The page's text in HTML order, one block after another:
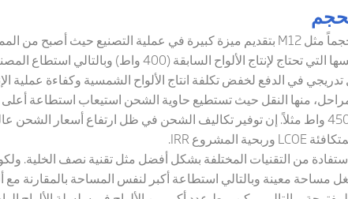
مثلM12 بتقديم ميزة كبيرة في عملية التصنيع حيث أصبح من
عالية (+600 واط) خلال المدة الزمنية نفسها التي تحتاج
في الدفع لخفض تكلفة انتاج الألواح الشمسية وكفاءة عملية
منها النقل حيث تستطيع حاوية الشحن استيعاب استطاعة أعلى
وضع ألواح تقليدية باستطاعة لا تتجاوز الـ 450 واط مثلاً. إن توفير تكاليف الشحن في ظل
LCOE وربحية المشروعIRR
.
من التقنيات المختلفة بشكل أفضل مثل تقنية نصف الخلية.
مساحة معينة وبالتالي استطاعة أكبر لنفس المساحة بالمقارنة